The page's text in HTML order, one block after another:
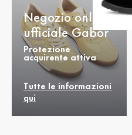
Negozio online
ufficiale Gabor
Protezione
acquirente attiva
Tutte le informazioni
qui